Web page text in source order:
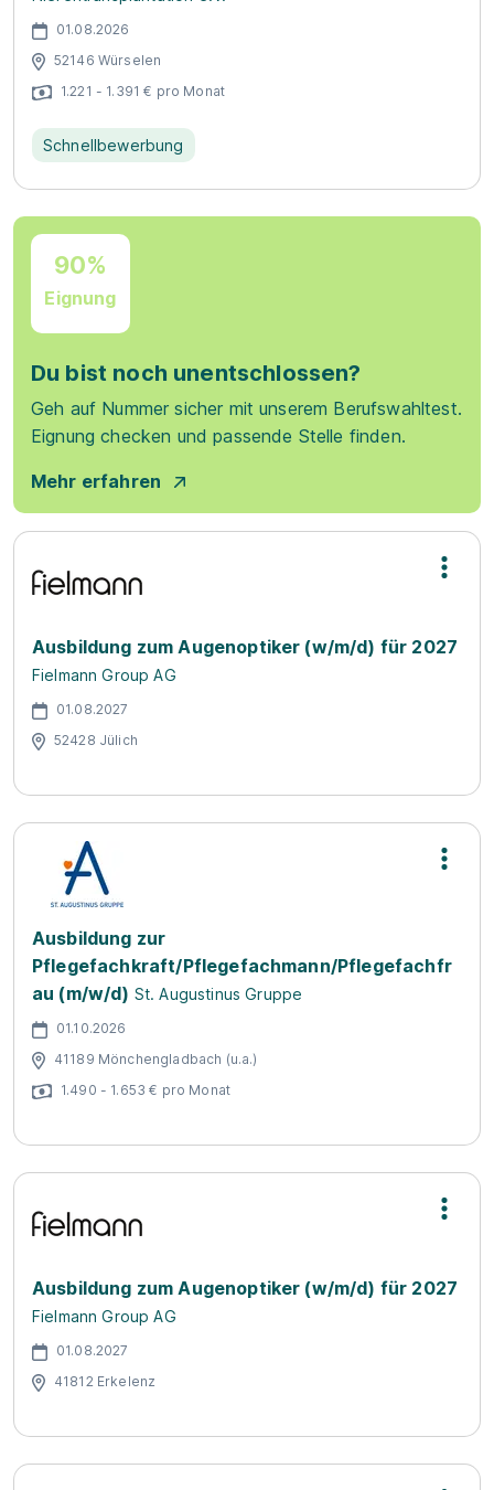
01.08.2026
52146 Würselen
1.221 - 1.391 € pro Monat
Schnellbewerbung
90%
Eignung
Du bist noch unentschlossen?
Geh auf Nummer sicher mit unserem Berufswahltest.
Eignung checken und passende Stelle finden.
Mehr erfahren
Ausbildung zum Augenoptiker (w/m/d) für 2027
Fielmann Group AG
01.08.2027
52428 Jülich
Ausbildung zur
Pflegefachkraft/Pflegefachmann/Pflegefachfr
au (m/w/d) St. Augustinus Gruppe
01.10.2026
41189 Mönchengladbach (u.a.)
1.490 - 1.653 € pro Monat
Ausbildung zum Augenoptiker (w/m/d) für 2027
Fielmann Group AG
01.08.2027
41812 Erkelenz